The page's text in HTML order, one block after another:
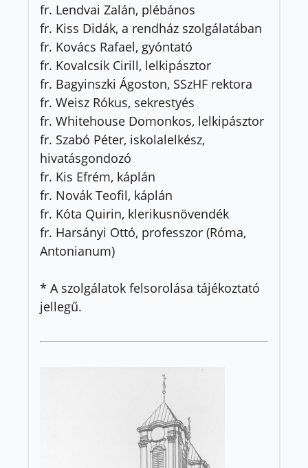
fr. Lendvai Zalán, plébános
fr. Kiss Didák, a rendház szolgálatában
fr. Kovács Rafael, gyóntató
fr. Kovalcsik Cirill, lelkipásztor
fr. Bagyinszki Ágoston, SSzHF rektora
fr. Weisz Rókus, sekrestyés
fr. Whitehouse Domonkos, lelkipásztor
fr. Szabó Péter, iskolalelkész,
hivatásgondozó
fr. Kis Efrém, káplán
fr. Novák Teofil, káplán
fr. Kóta Quirin, klerikusnövendék
fr. Harsányi Ottó, professzor (Róma,
Antonianum)
* A szolgálatok felsorolása tájékoztató
jellegű.